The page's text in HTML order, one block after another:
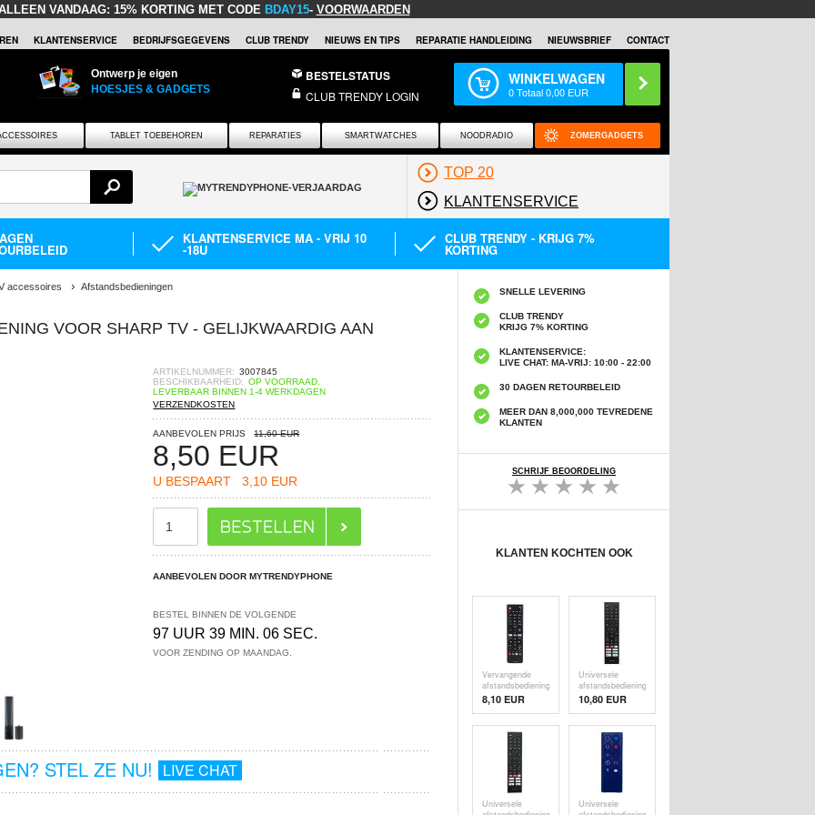
VANDAAG: 15% KORTING MET CODE BDAY15- VOORWAARDEN
KLANTENSERVICE BEDRIJFSGEGEVENS CLUB TRENDY NIEUWS EN TIPS REPARATIE HANDLEIDING NIEUWSBRIEF CONTACT
Ontwerp je eigen
HOESJES & GADGETS
BESTELSTATUS
CLUB TRENDY LOGIN
WINKELWAGEN
0Totaal0,00 EUR
TABLET TOEBEHOREN REPARATIES SMARTWATCHES NOODRADIO ZOMERGADGETS
TOP 20
KLANTENSERVICE
KLANTENSERVICE MA - VRIJ 10
-18U
CLUB TRENDY - KRIJG 7%
KORTING
accessoires Afstandsbedieningen
VOOR SHARP TV - GELIJKWAARDIG AAN
ARTIKELNUMMER: 3007845
BESCHIKBAARHEID: OP VOORRAAD.
LEVERBAAR BINNEN 1-4 WERKDAGEN
VERZENDKOSTEN
AANBEVOLEN PRIJS 11,60 EUR
8,50 EUR
U BESPAART 3,10 EUR
AANBEVOLEN DOOR MYTRENDYPHONE
BESTEL BINNEN DE VOLGENDE
97 UUR 39 MIN. 06 SEC.
VOOR ZENDING OP MAANDAG.
STEL ZE NU! LIVE CHAT
SNELLE LEVERING
CLUB TRENDY
KRIJG 7% KORTING
KLANTENSERVICE:
LIVE CHAT: MA-VRIJ: 10:00 - 22:00
30 DAGEN RETOURBELEID
MEER DAN 8,000,000 TEVREDENE
KLANTEN
SCHRIJF BEOORDELING
KLANTEN KOCHTEN OOK
Vervangende
afstandsbediening
voor LG TV (LCD
/ LED)
8,10 EUR
Universele
afstandsbediening
voor Hisense TV
- Gelijkwaardig
aan ERF3G80H
10,80 EUR
Universele
Universele